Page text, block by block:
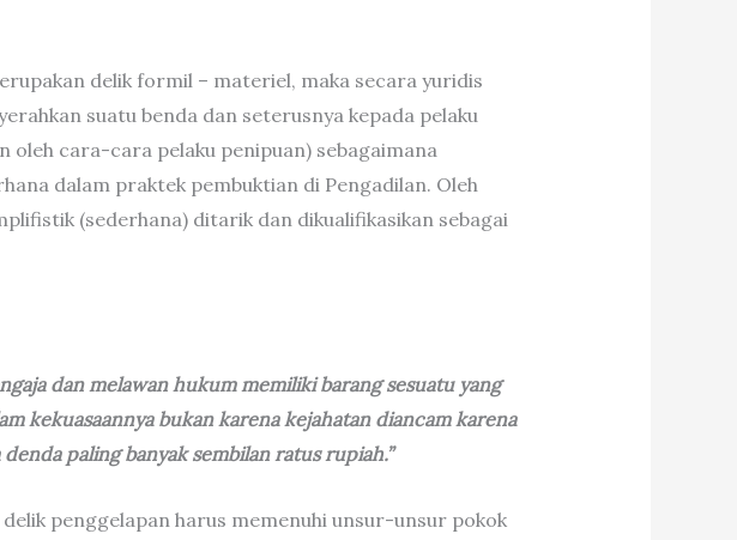
delik formil – materiel, maka secara yuridis
suatu benda dan seterusnya kepada pelaku
oleh cara-cara pelaku penipuan) sebagaimana
dalam praktek pembuktian di Pengadilan. Oleh
(sederhana) ditarik dan dikualifikasikan sebagai
dan melawan hukum memiliki barang sesuatu yang
kekuasaannya bukan karena kejahatan diancam karena
paling banyak sembilan ratus rupiah.”
penggelapan harus memenuhi unsur-unsur pokok